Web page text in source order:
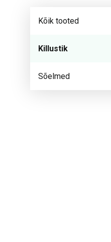
Kõik tooted
Killustik
Sõelmed